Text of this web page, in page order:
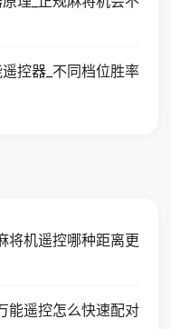
控器_不同档位胜率
将机遥控哪种距离更
能遥控怎么快速配对